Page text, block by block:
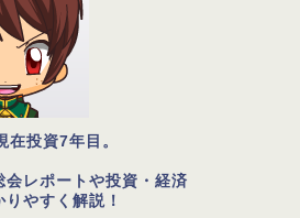
在投資7年目。
会レポートや投資・経済
やすく解説！